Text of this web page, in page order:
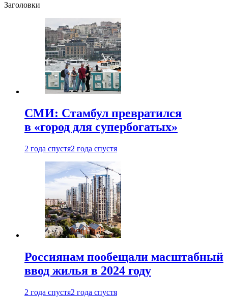
Заголовки
СМИ: Стамбул превратился
в «город для супербогатых»
2 года спустя2 года спустя
Россиянам пообещали масштабный
ввод жилья в 2024 году
2 года спустя2 года спустя